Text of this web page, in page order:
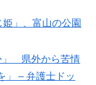
」、富山の公園
」 県外から苦情
」 – 弁護士ドッ